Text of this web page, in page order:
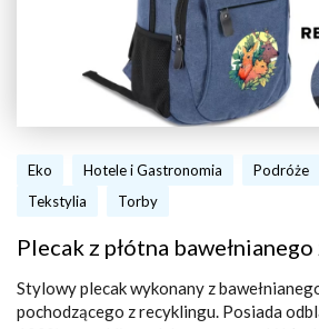
Eko Hotele i Gastronomia Podróże
Tekstylia
Torby
Plecak z płótna
Stylowy plecak wykonany z
pochodzącego z recyklingu. Posiada